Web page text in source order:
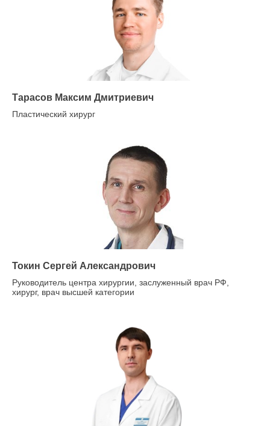
Тарасов Максим Дмитриевич
Пластический хирург
Токин Сергей Александрович
Руководитель центра хирургии, заслуженный врач РФ,
хирург, врач высшей категории